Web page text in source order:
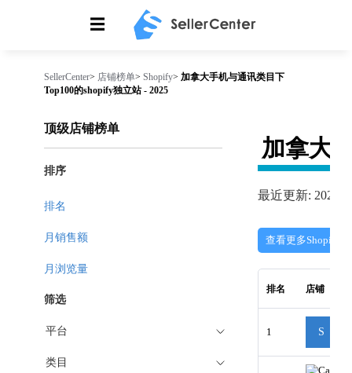
☰
SellerCenter> 店铺榜单> Shopify> 加拿大手机与通讯类目下
Top100的shopify独立站 - 2025
加拿大
最近更新: 2026-
查看更多Shopify
排名 店铺
1 S
顶级店铺榜单
排序
排名
月销售额
月浏览量
筛选
平台
类目